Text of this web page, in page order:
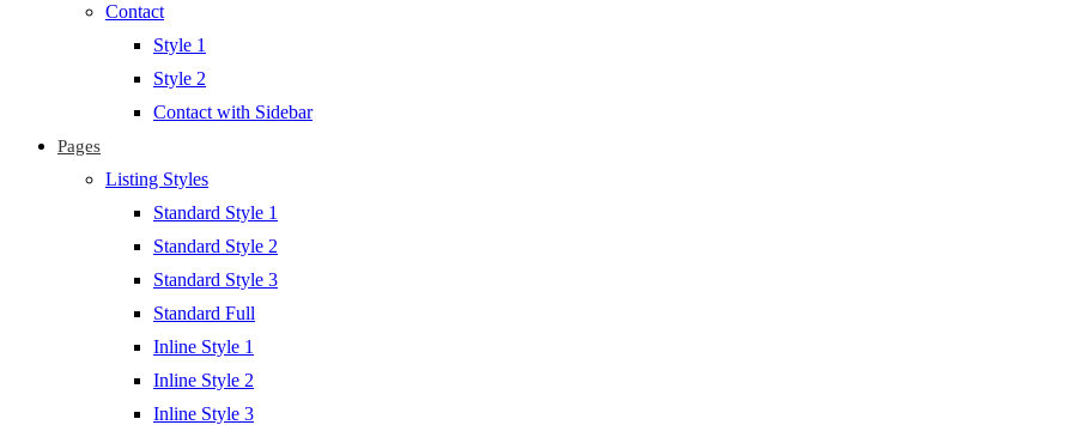
Contact
Style 1
Style 2
Contact with Sidebar
Pages
Listing Styles
Standard Style 1
Standard Style 2
Standard Style 3
Standard Full
Inline Style 1
Inline Style 2
Inline Style 3